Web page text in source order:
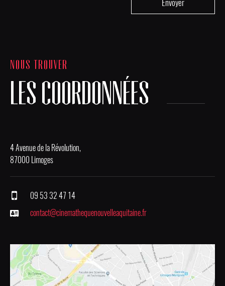
NOUS TROUVER
LES COORDONNÉES
4 Avenue de la Révolution,
87000 Limoges
09 53 32 47 14
contact@cinemathequenouvelleaquitaine.fr